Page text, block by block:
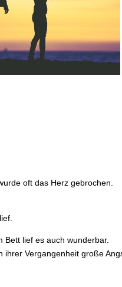
oft das Herz gebrochen.
Bett lief es auch wunderbar.
Vergangenheit große